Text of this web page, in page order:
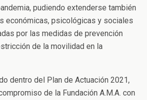
pudiendo extenderse también
económicas, psicológicas y sociales
por las medidas de prevención
de la movilidad en la
dentro del Plan de Actuación 2021,
de la Fundación A.M.A. con